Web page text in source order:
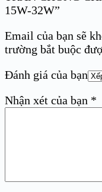
15W-32W”
Email của bạn sẽ
trường bắt buộc
Đánh giá của bạn
Nhận xét của bạn *